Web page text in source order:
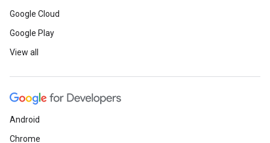
Google Cloud
Google Play
View all
Android
Chrome